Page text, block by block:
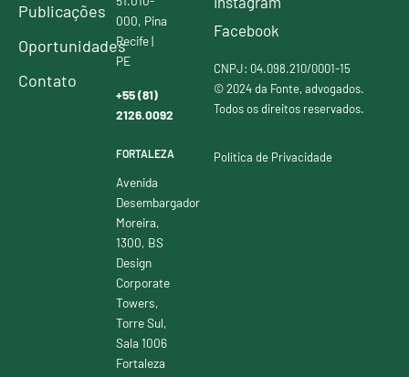
Publicações
Oportunidades
Contato
000, Pina
Recife |
PE
+55 (81)
2126.0092
FORTALEZA
Avenida
Desembargador
Moreira,
1300, BS
Design
Corporate
Towers,
Torre Sul,
Sala 1006
Fortaleza
Facebook
CNPJ: 04.098.210/0001-15
© 2024 da Fonte, advogados.
Todos os direitos reservados.
Política de Privacidade